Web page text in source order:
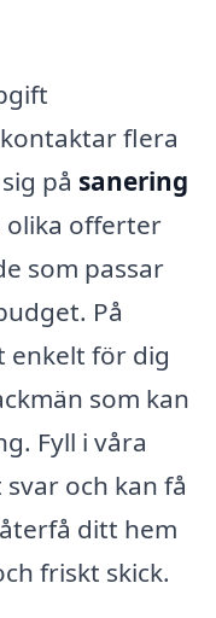
flera
på sanering
olika offerter
som passar
På
enkelt för dig
som kan
Fyll i våra
och kan få
ditt hem
friskt skick.